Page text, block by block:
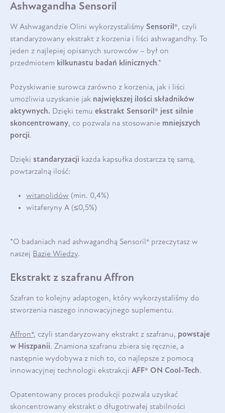
Ashwagandha Sensoril
W Ashwagandzie Olini wykorzystaliśmy Sensoril®, czyli
standaryzowany ekstrakt z korzenia i liści ashwagandhy. To
jeden z najlepiej opisanych surowców – był on
przedmiotem kilkunastu badań klinicznych.*
Pozyskiwanie surowca zarówno z korzenia, jak i liści
umożliwia uzyskanie jak największej ilości składników
aktywnych. Dzięki temu ekstrakt Sensoril® jest silnie
skoncentrowany, co pozwala na stosowanie mniejszych
porcji.
Dzięki standaryzacji każda kapsułka dostarcza tę samą,
powtarzalną ilość:
witanolidów (min. 0,4%)
witaferyny A (≤0,5%)
*O badaniach nad ashwagandhą Sensoril® przeczytasz w
naszej Bazie Wiedzy.
Ekstrakt z szafranu Affron
Szafran to kolejny adaptogen, który wykorzystaliśmy do
stworzenia naszego innowacyjnego suplementu.
Affron®, czyli standaryzowany ekstrakt z szafranu, powstaje
w Hiszpanii. Znamiona szafranu zbiera się ręcznie, a
następnie wydobywa z nich to, co najlepsze z pomocą
innowacyjnej technologii ekstrakcji AFF® ON Cool-Tech.
Opatentowany proces produkcji pozwala uzyskać
skoncentrowany ekstrakt o długotrwałej stabilności